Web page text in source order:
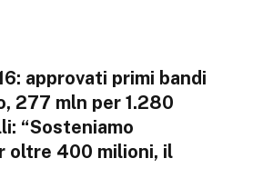
approvati primi bandi
277 mln per 1.280
“Sosteniamo
oltre 400 milioni, il